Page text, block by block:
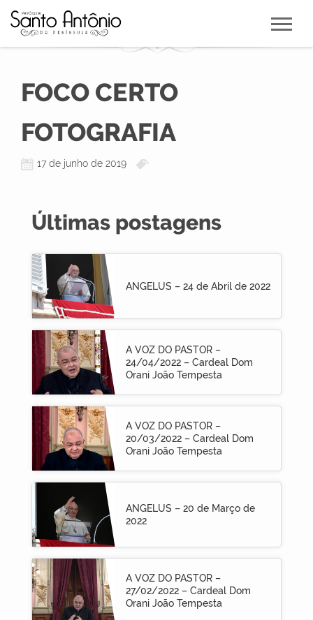
FOCO CERTO
FOTOGRAFIA
17 de junho de 2019
Últimas postagens
ANGELUS – 24 de Abril de 2022
A VOZ DO PASTOR –
24/04/2022 – Cardeal Dom
Orani João Tempesta
A VOZ DO PASTOR –
20/03/2022 – Cardeal Dom
Orani João Tempesta
ANGELUS – 20 de Março de
2022
A VOZ DO PASTOR –
27/02/2022 – Cardeal Dom
Orani João Tempesta